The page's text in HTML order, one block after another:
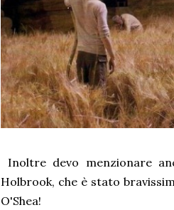
Inoltre devo menzionare
Holbrook, che è stato
O'Shea!